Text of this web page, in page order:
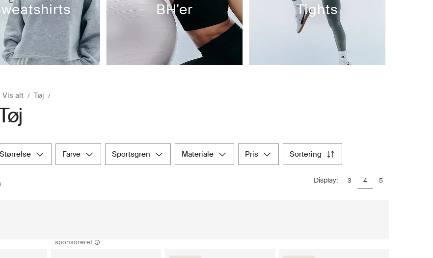
BH'er Tights
Vis alt Tøj
størrelse farve sportsgren materiale pris sortering
Display: 3 4 5
sponsoreret